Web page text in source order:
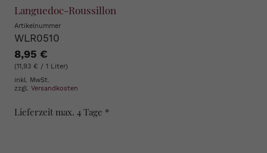
Languedoc-Roussillon
Artikelnummer
WLR0510
8,95 €
(11,93 € / 1 Liter)
inkl. MwSt.
zzgl. Versandkosten
Lieferzeit max. 4 Tage *